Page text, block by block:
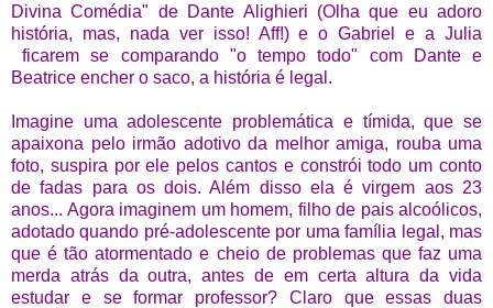
Divina Comédia" de Dante Alighieri (Olha que eu adoro
história, mas, nada ver isso! Aff!) e o Gabriel e a Julia
ficarem se comparando "o tempo todo" com Dante e
Beatrice encher o saco, a história é legal.
Imagine uma adolescente problemática e tímida, que se
apaixona pelo irmão adotivo da melhor amiga, rouba uma
foto, suspira por ele pelos cantos e constrói todo um conto
de fadas para os dois. Além disso ela é virgem aos 23
anos... Agora imaginem um homem, filho de pais alcoólicos,
adotado quando pré-adolescente por uma família legal, mas
que é tão atormentado e cheio de problemas que faz uma
merda atrás da outra, antes de em certa altura da vida
estudar e se formar professor? Claro que essas duas